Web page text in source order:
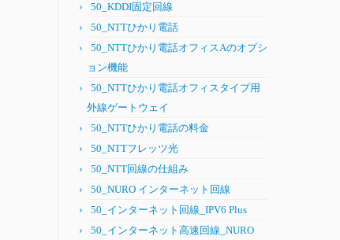
50_KDDI固定回線
50_NTTひかり電話
50_NTTひかり電話オフィスAのオプシ
ョン機能
50_NTTひかり電話オフィスタイプ用
外線ゲートウェイ
50_NTTひかり電話の料金
50_NTTフレッツ光
50_NTT回線の仕組み
50_NURO インターネット回線
50_インターネット回線_IPV6 Plus
50_インターネット高速回線_NURO